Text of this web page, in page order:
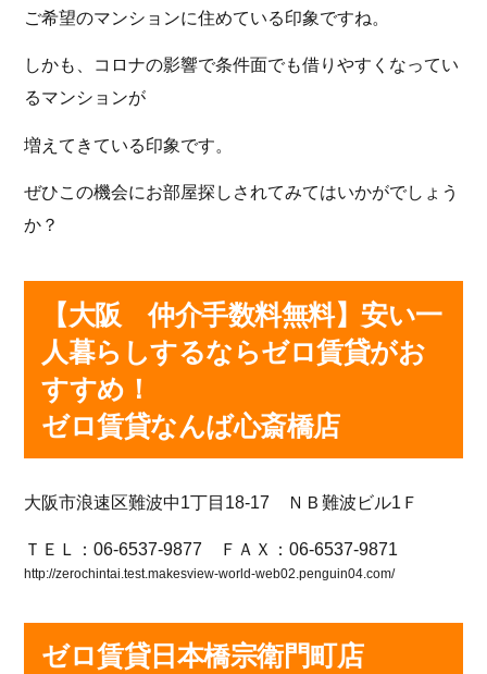
ご希望のマンションに住めている印象ですね。
しかも、コロナの影響で条件面でも借りやすくなってい
るマンションが
増えてきている印象です。
ぜひこの機会にお部屋探しされてみてはいかがでしょう
か？
【大阪 仲介手数料無料】安い一
人暮らしするならゼロ賃貸がお
すすめ！
ゼロ賃貸なんば心斎橋店
大阪市浪速区難波中1丁目18-17 ＮＢ難波ビル1Ｆ
ＴＥＬ：06-6537-9877 ＦＡＸ：06-6537-9871
http://zerochintai.test.makesview-world-web02.penguin04.com/
ゼロ賃貸日本橋宗衛門町店